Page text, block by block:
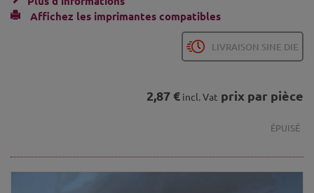
Affichez les imprimantes compatibles
LIVRAISON SINE DIE
2,87 € incl. Vat prix par pièce
ÉPUISÉ